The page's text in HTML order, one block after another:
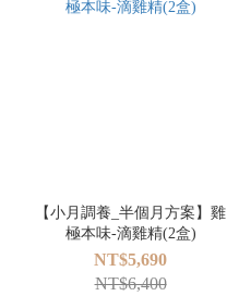
【小月調養_半個月方案】雞
極本味-滴雞精(2盒)
NT$5,690
NT$6,400